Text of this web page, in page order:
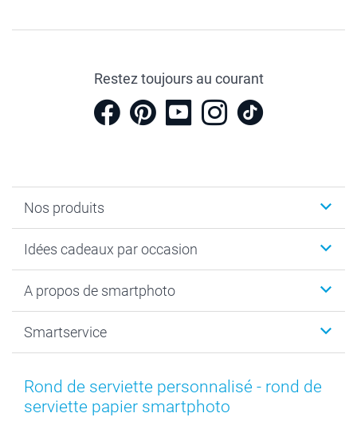
Restez toujours au courant
Nos produits
Calendrier photo & Agenda photo
Tirage photo & agrandissement
Faire-part & Cartes
Coques smartphone
Stickers & Etiquettes
Idées cadeaux par occasion
Anniversaire
Naissance & baptême
Fête des Mères
Fête des Pères
A propos de smartphoto
Plan du site
Droit de rétraction
Plaintes
Smartservice
Aide
smartbonus
Rond de serviette personnalisé - rond de
serviette papier smartphoto